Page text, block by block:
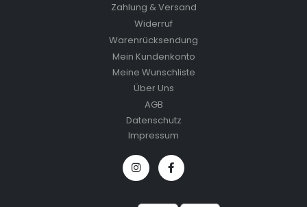
Zahlung & Versand
Widerruf
Warenrücksendung
Mein Kundenkonto
Meine Wunschliste
Über Uns
AGB
Datenschutz
Impressum